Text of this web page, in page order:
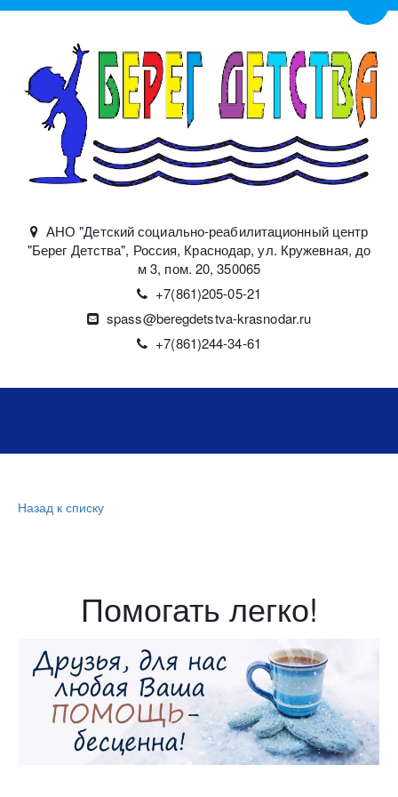
АНО "Детский социально-реабилитационный центр
"Берег Детства", Россия, Краснодар,ул. Кружевная, до
м 3, пом. 20,350065
+7(861)205-05-21
spass@beregdetstva-krasnodar.ru
+7(861)244-34-61
Назад к списку
Помогать легко!